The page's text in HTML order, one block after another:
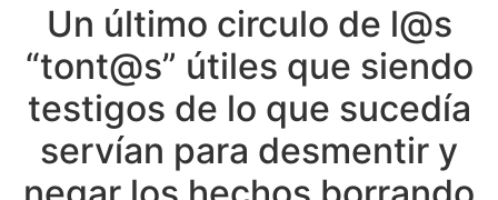
Un último circulo de l@s
“tont@s” útiles que siendo
testigos de lo que sucedía
servían para desmentir y